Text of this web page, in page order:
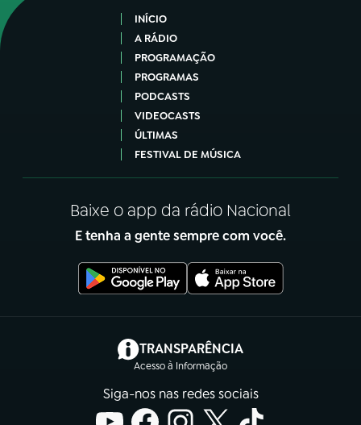
INÍCIO
A RÁDIO
PROGRAMAÇÃO
PROGRAMAS
PODCASTS
VIDEOCASTS
ÚLTIMAS
FESTIVAL DE MÚSICA
Baixe o app da rádio Nacional
E tenha a gente sempre com você.
TRANSPARÊNCIA
Acesso à Informação
(abre em nova aba)
Siga-nos nas redes sociais